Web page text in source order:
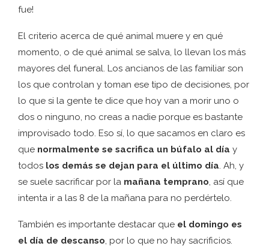
fue!
El criterio acerca de qué animal muere y en qué
momento, o de qué animal se salva, lo llevan los más
mayores del funeral. Los ancianos de las familiar son
los que controlan y toman ese tipo de decisiones, por
lo que si la gente te dice que hoy van a morir uno o
dos o ninguno, no creas a nadie porque es bastante
improvisado todo. Eso sí, lo que sacamos en claro es
que normalmente se sacrifica un búfalo al día y
todos los demás se dejan para el último día. Ah, y
se suele sacrificar por la mañana temprano, así que
intenta ir a las 8 de la mañana para no perdértelo.
También es importante destacar que el domingo es
el día de descanso, por lo que no hay sacrificios.